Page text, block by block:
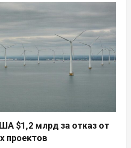
$1,2 млрд за отказ от
проектов